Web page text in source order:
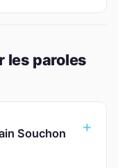
les paroles
Souchon